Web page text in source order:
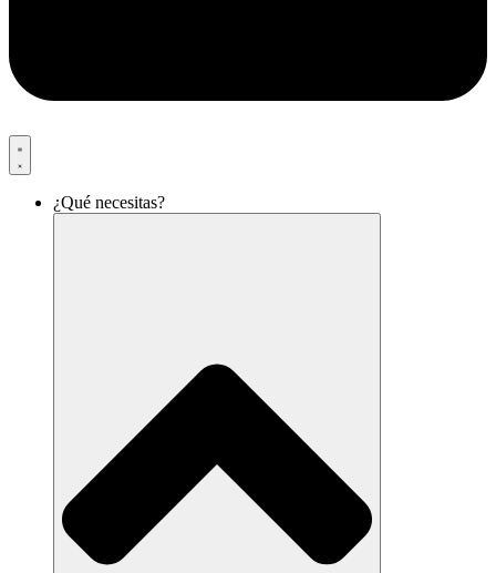
¿Qué necesitas?